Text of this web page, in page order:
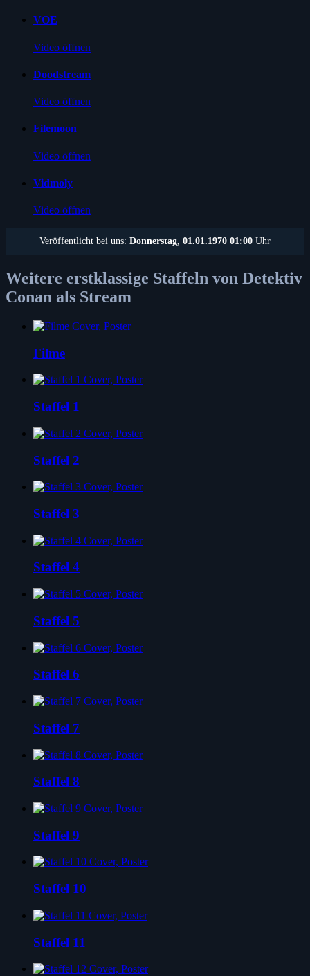
VOE
Video öffnen
Doodstream
Video öffnen
Filemoon
Video öffnen
Vidmoly
Video öffnen
Veröffentlicht bei uns: Donnerstag, 01.01.1970 01:00 Uhr
Weitere erstklassige Staffeln von Detektiv
Conan als Stream
Filme
Staffel 1
Staffel 2
Staffel 3
Staffel 4
Staffel 5
Staffel 6
Staffel 7
Staffel 8
Staffel 9
Staffel 10
Staffel 11